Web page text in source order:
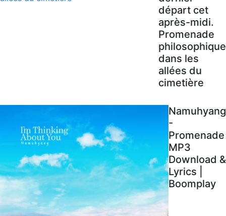
départ cet
après-midi.
Promenade
philosophique
dans les
allées du
cimetière
Namuhyang
-
Promenade
MP3
Download &
Lyrics |
Boomplay